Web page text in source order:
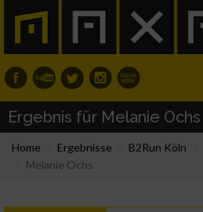
Ergebnis für Melanie Ochs
Home Ergebnisse B2Run Köln
Melanie Ochs